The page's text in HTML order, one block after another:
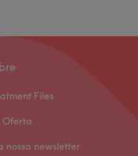
Files
nossa newsletter